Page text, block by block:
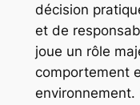
décision
et de
joue un rôle
comportement
environnement.